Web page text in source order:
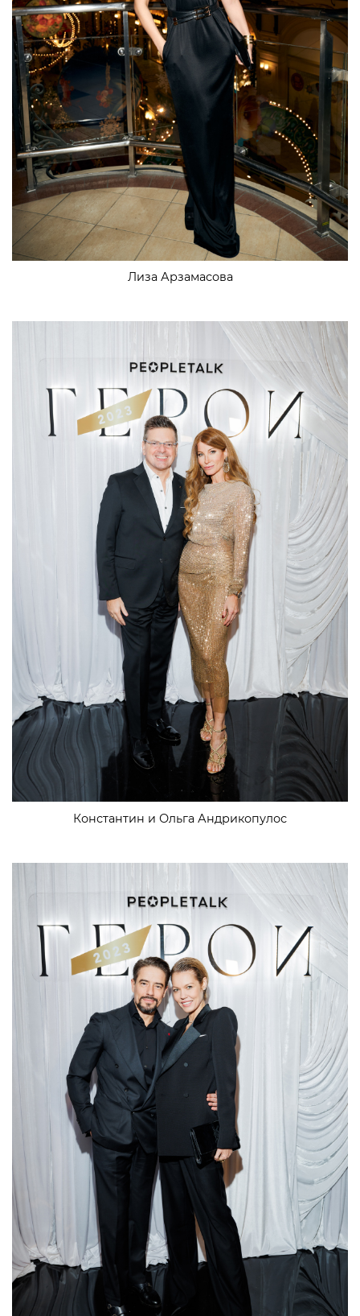
Лиза Арзамасова
Константин и Ольга Андрикопулос